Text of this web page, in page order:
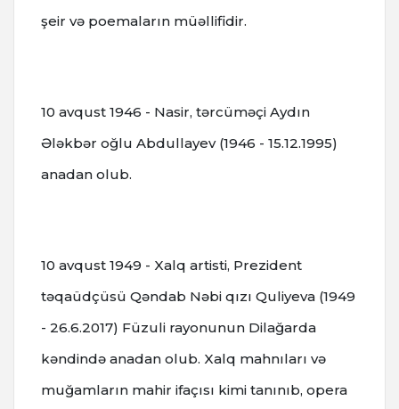
şeir və poemaların müəllifidir.
10 avqust 1946 - Nasir, tərcüməçi Aydın
Ələkbər oğlu Abdullayev (1946 - 15.12.1995)
anadan olub.
10 avqust 1949 - Xalq artisti, Prezident
təqaüdçüsü Qəndab Nəbi qızı Quliyeva (1949
- 26.6.2017) Füzuli rayonunun Dilağarda
kəndində anadan olub. Xalq mahnıları və
muğamların mahir ifaçısı kimi tanınıb, opera